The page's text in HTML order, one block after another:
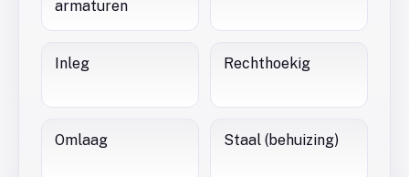
armaturen
Inleg Rechthoekig
Omlaag Staal (behuizing)